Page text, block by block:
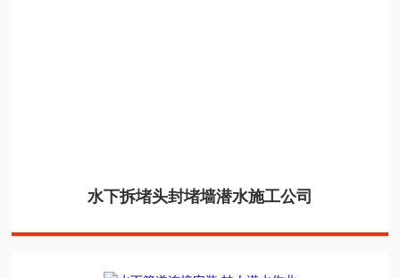
水下拆堵头封堵墙潜水施工公司